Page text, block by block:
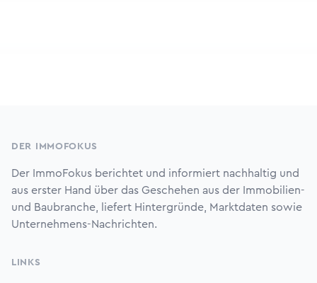
DER IMMOFOKUS
Der ImmoFokus berichtet und informiert nachhaltig und
aus erster Hand über das Geschehen aus der Immobilien-
und Baubranche, liefert Hintergründe, Marktdaten sowie
Unternehmens-Nachrichten.
LINKS